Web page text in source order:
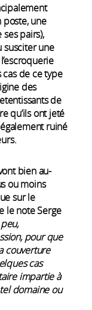
une
pairs),
susciter une
de ce type
des
de
qu’ils ont jeté
ruiné
bien au-
ou moins
sur le
le note Serge
pour que
couverture
cas
impartie à
domaine ou